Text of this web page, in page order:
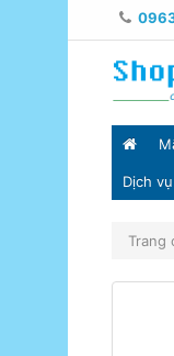
Dịch vụ
Trang